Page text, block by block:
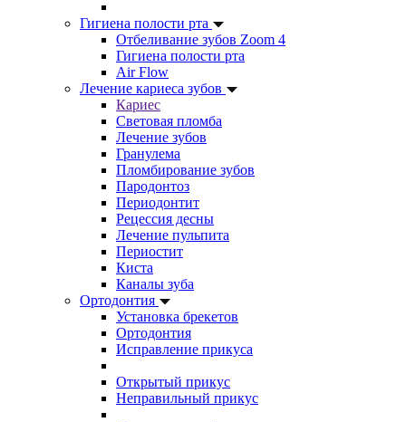
Гигиена полости рта
Отбеливание зубов Zoom 4
Гигиена полости рта
Air Flow
Лечение кариеса зубов
Кариес
Световая пломба
Лечение зубов
Гранулема
Пломбирование зубов
Пародонтоз
Периодонтит
Рецессия десны
Лечение пульпита
Периостит
Киста
Каналы зуба
Ортодонтия
Установка брекетов
Ортодонтия
Исправление прикуса
Открытый прикус
Неправильный прикус